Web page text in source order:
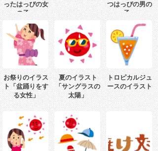
ったはっぴの女
の子」
つはっぴの男の
子」
お祭りのイラス
ト「盆踊りをす
る女性」
夏のイラスト
「サングラスの
太陽」
トロピカルジュ
ースのイラスト